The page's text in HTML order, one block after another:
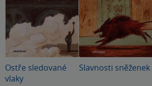
Ostře sledované
vlaky
Slavnosti sněženek